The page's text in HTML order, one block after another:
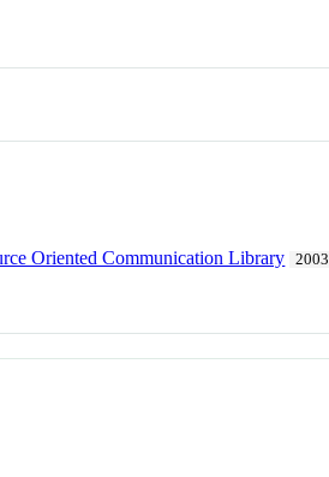
Oriented Communication Library 2003